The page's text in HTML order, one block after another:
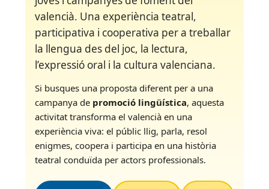
valencià. Una experiència teatral,
participativa i cooperativa per a treballar
la llengua des del joc, la lectura,
l’expressió oral i la cultura valenciana.
Si busques una proposta diferent per a una
campanya de promoció lingüística, aquesta
activitat transforma el valencià en una
experiència viva: el públic llig, parla, resol
enigmes, coopera i participa en una història
teatral conduïda per actors professionals.